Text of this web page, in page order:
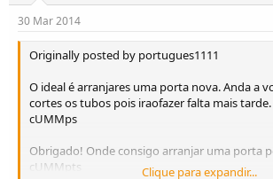
30 Mar 2014
Originally posted by portugues1111
O ideal é arranjares uma porta nova. Anda a
cortes os tubos pois iraofazer falta mais tarde.
cUMMps
Obrigado! Onde consigo arranjar uma porta
cUMMpts
Clique para expandir...